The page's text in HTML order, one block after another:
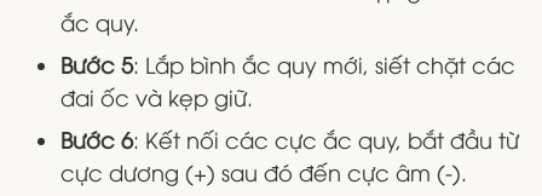
ắc quy.
Bước 5: Lắp bình ắc quy mới, siết chặt các
đai ốc và kẹp giữ.
Bước 6: Kết nối các cực ắc quy, bắt đầu từ
cực dương (+) sau đó đến cực âm (-).